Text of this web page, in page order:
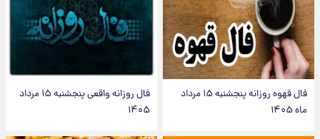
فال قهوه روزانه پنجشنبه ۱۵ مرداد
ماه ۱۴۰۵
فال روزانه واقعی پنجشنبه ۱۵ مرداد
۱۴۰۵